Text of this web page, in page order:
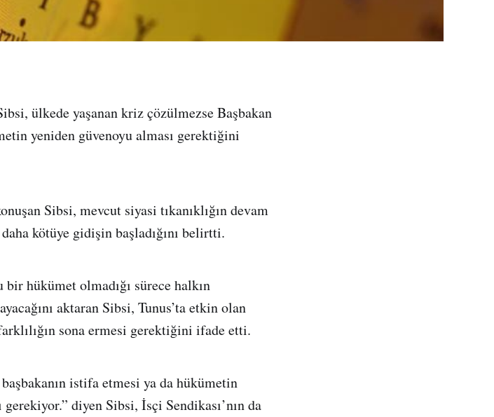
ülkede yaşanan kriz çözülmezse Başbakan
yeniden güvenoyu alması gerektiğini
Sibsi, mevcut siyasi tıkanıklığın devam
kötüye gidişin başladığını belirtti.
hükümet olmadığı sürece halkın
aktaran Sibsi, Tunus’ta etkin olan
sona ermesi gerektiğini ifade etti.
istifa etmesi ya da hükümetin
diyen Sibsi, İsçi Sendikası’nın da